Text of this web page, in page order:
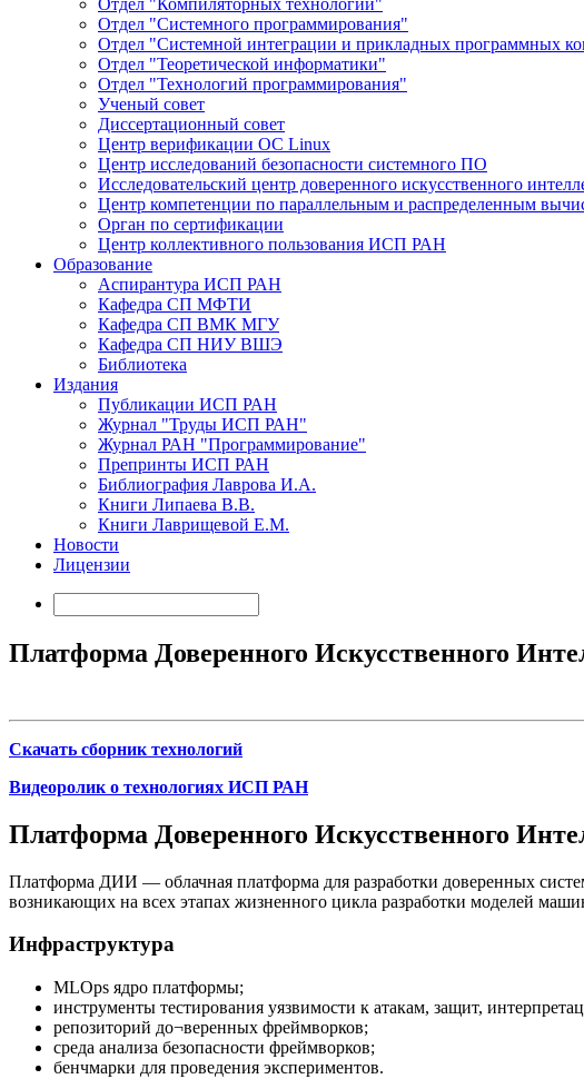
Отдел "Компиляторных технологий"
Отдел "Системного программирования"
Отдел "Системной интеграции и прикладных программных
Отдел "Теоретической информатики"
Отдел "Технологий программирования"
Ученый совет
Диссертационный совет
Центр верификации ОС Linux
Центр исследований безопасности системного ПО
Исследовательский центр доверенного искусственного
Центр компетенции по параллельным и распределенным
Орган по сертификации
Центр коллективного пользования ИСП РАН
Образование
Аспирантура ИСП РАН
Кафедра СП МФТИ
Кафедра СП ВМК МГУ
Кафедра СП НИУ ВШЭ
Библиотека
Издания
Публикации ИСП РАН
Журнал "Труды ИСП РАН"
Журнал РАН "Программирование"
Препринты ИСП РАН
Библиография Лаврова И.А.
Книги Липаева В.В.
Книги Лаврищевой Е.М.
Новости
Лицензии
Платформа Доверенного Искусственного
Скачать сборник технологий
Видеоролик о технологиях ИСП РАН
Платформа Доверенного Искусственного
Платформа ДИИ — облачная платформа для разработки доверенных
возникающих на всех этапах жизненного цикла разработки моделей
Инфраструктура
MLOps ядро платформы;
инструменты тестирования уязвимости к атакам, защит,
репозиторий до¬веренных фреймворков;
среда анализа безопасности фреймворков;
бенчмарки для проведения экспериментов.